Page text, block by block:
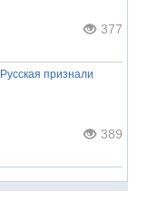
377
признали
389